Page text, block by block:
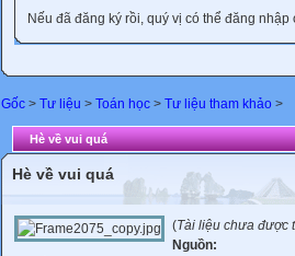
Nếu đã đăng ký rồi, quý vị có thể đăng
Gốc > Tư liệu > Toán học > Tư liệu tham khảo >
Hè về vui quá
Hè về vui quá
(Tài liệu chưa được
Nguồn: